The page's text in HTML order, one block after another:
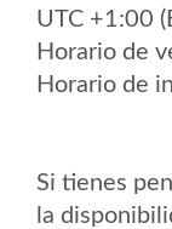
UTC +1:00
Horario de
Horario de
Si tienes
la